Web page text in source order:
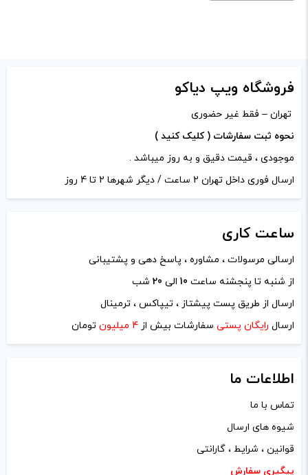
دیدگاه شما*
نام*
ایمیل*
ذخیره نام، ایمیل و وبسایت من در مرورگر برای زمانی که دوباره
دیدگاهی می‌نویسم.
فروشگاه ویپ دیاکو
تهران – فقط غیر حضوری
نحوه ثبت سفارشات ( کلیک کنید )
موجودی ، قیمت دقیق و به روز میباشد .
ارسال فوری داخل تهران 2 ساعت / دیگر شهرها 2 تا 4 روز
ساعت کاری
ارسالی مرسولات ، مشاوره ، پاسخ دهی و پشتیبانی
از شنبه تا پنجشنه ساعت 10 الی 20 شب
ارسال از طریق پست پیشتاز ، تیپاکس ، ترمینال
ارسال رایگان پستی سفارشات بیش از 4 میلیون تومان
اطلاعات ما
تماس با ما
شیوه های ارسال
قوانین ، شرایط ، گارانتی
پیگیری سفارش